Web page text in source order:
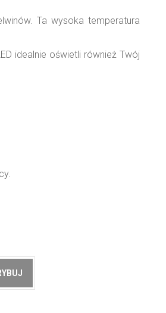
Ta wysoka temperatura
idealnie oświetli również Twój